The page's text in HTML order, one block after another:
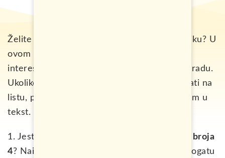
Želite da saznate neke zanimljivosti o Šibeniku? U
ovom tekstu, nalazi se 15 neobičnih i
interesantnih činjenica o ovom prelijepom gradu.
Ukoliko znate još nešto što bi se moglo dodati na
listu, pišite mi u komentar ispod pa da ubacim u
tekst.
1. Jeste li znali da je u Šibeniku sve
u znaku broja
4? Naime, Šibenčani su nekada kroz svoju bogatu